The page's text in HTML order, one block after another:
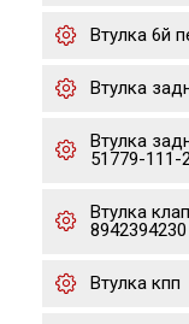
Втулка 6й
Втулка
Втулка
51779-111-
Втулка
Втулка кпп